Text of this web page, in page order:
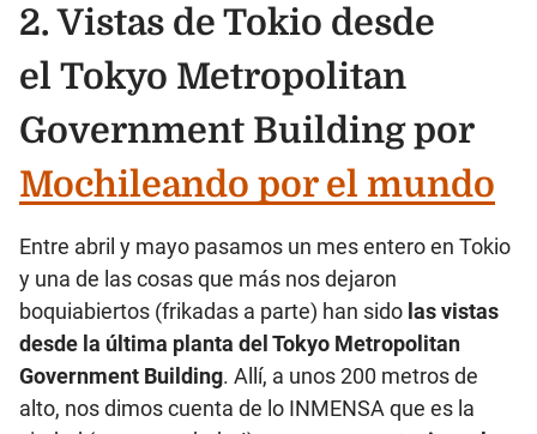
2.Vistas de Tokio desde
el Tokyo Metropolitan
Government Building por
Mochileando por el mundo
Entre abril y mayo pasamos un mes entero en Tokio
y una de las cosas que más nos dejaron
boquiabiertos (frikadas a parte) han sido las vistas
desde la última planta del Tokyo Metropolitan
Government Building. Allí, a unos 200 metros de
alto, nos dimos cuenta de lo INMENSA que es la